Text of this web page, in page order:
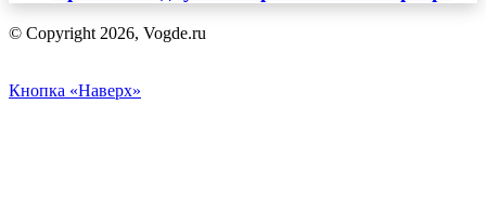
© Copyright 2026, Vogde.ru
Кнопка «Наверх»